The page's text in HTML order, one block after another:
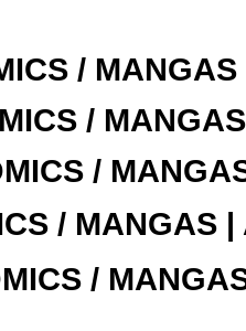
/
/
/
/ MANGAS |
/